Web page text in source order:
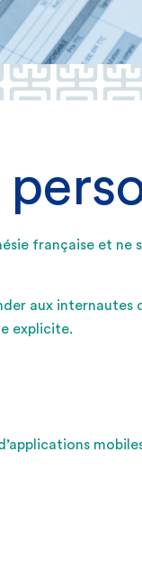
française et
aux
explicite.